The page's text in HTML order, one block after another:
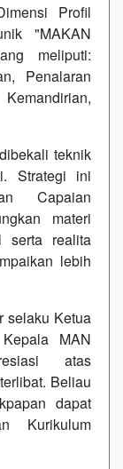
Profil
"MAKAN
meliputi:
Penalaran
teknik
Strategi ini
Capaian
materi
serta realita
lebih
selaku Ketua
MAN
atas
Beliau
dapat
Kurikulum